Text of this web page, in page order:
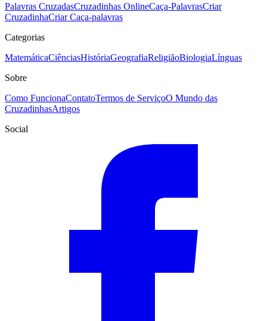
Palavras CruzadasCruzadinhas OnlineCaça-PalavrasCriar
CruzadinhaCriar Caça-palavras
Categorias
MatemáticaCiênciasHistóriaGeografiaReligiãoBiologiaLínguas
Sobre
Como FuncionaContatoTermos de ServiçoO Mundo das
CruzadinhasArtigos
Social